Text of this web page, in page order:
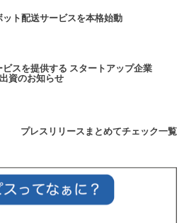
ト配送サービスを本格始動
スを提供する スタートアップ企業
資のお知らせ
プレスリリースまとめてチェック一覧